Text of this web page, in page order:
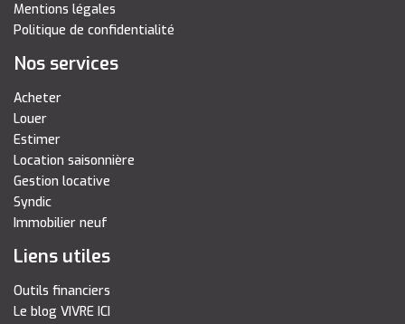
Mentions légales
Politique de confidentialité
Nos services
Acheter
Louer
Estimer
Location saisonnière
Gestion locative
Syndic
Immobilier neuf
Liens utiles
Outils financiers
Le blog VIVRE ICI